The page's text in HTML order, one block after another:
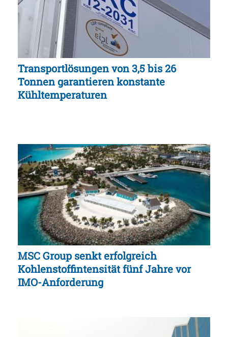
Transportlösungen von 3,5 bis 26
Tonnen garantieren konstante
Kühltemperaturen
MSC Group senkt erfolgreich
Kohlenstoffintensität fünf Jahre vor
IMO-Anforderung